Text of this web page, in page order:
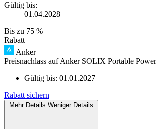
Gültig bis:
01.04.2028
Bis zu 75 %
Rabatt
Anker
Preisnachlass auf Anker SOLIX Portable
Gültig bis: 01.01.2027
Rabatt sichern
Mehr Details Weniger Details